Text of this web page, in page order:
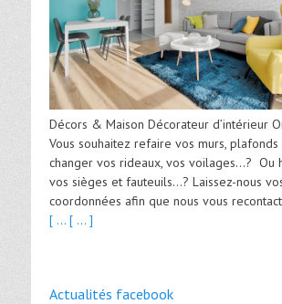
Décors & Maison Décorateur d’intérieur
Vous souhaitez refaire vos murs, plafonds
changer vos rideaux, vos voilages…? Ou
vos sièges et fauteuils…? Laissez-nous
coordonnées afin que nous vous
[ ... [ ... ]
Actualités facebook